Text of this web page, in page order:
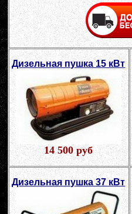
Дизельная пушка 15 кВт
14 500 руб
Дизельная пушка 37 кВт